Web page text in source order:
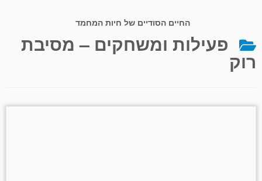
החיים הסודיים של חיות המחמד
פעילות ומשחקים – מסיבת
רוק